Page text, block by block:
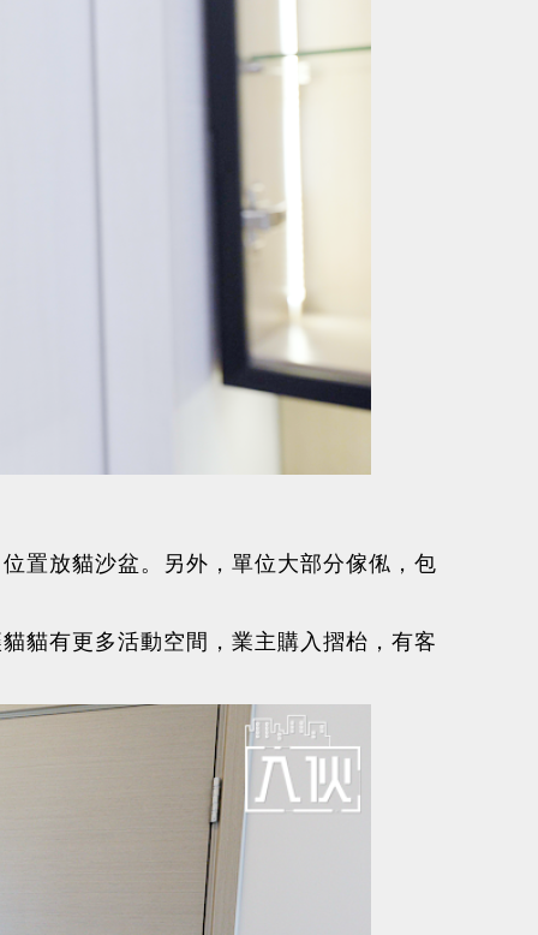
置放貓沙盆。另外，單位大部分傢俬，包
貓有更多活動空間，業主購入摺枱，有客